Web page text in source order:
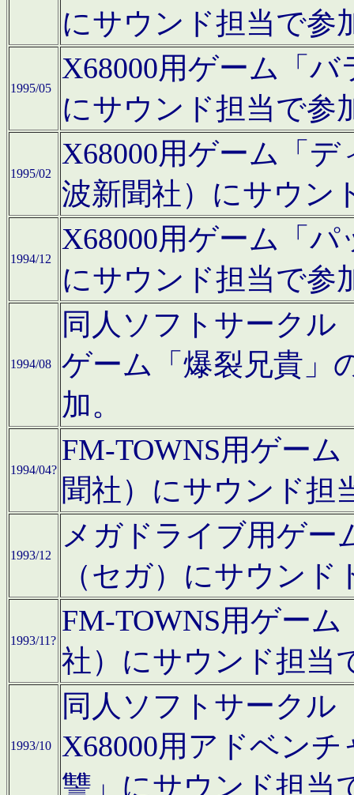
にサウンド担当で参
1995/05
X68000用ゲーム「
にサウンド担当で参
1995/02
X68000用ゲーム「
波新聞社）にサウン
1994/12
X68000用ゲーム「
にサウンド担当で参
1994/08
同人ソフトサークル
ゲーム「爆裂兄貴」
加。
1994/04?
FM-TOWNS用ゲー
聞社）にサウンド担
1993/12
メガドライブ用ゲー
（セガ）にサウン
1993/11?
FM-TOWNS用ゲー
社）にサウンド担当
1993/10
同人ソフトサークル
X68000用アドベン
讐」にサウンド担当